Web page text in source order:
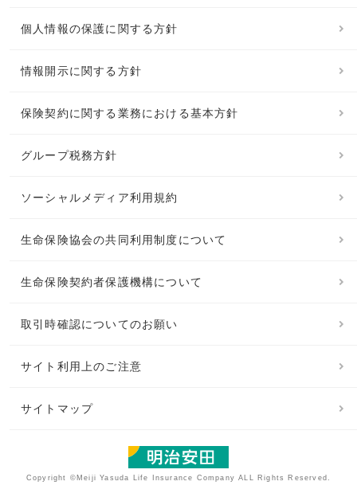
個人情報の保護に関する方針
情報開示に関する方針
保険契約に関する業務における基本方針
グループ税務方針
ソーシャルメディア利用規約
生命保険協会の共同利用制度について
生命保険契約者保護機構について
取引時確認についてのお願い
サイト利用上のご注意
サイトマップ
Copyright ©Meiji Yasuda Life Insurance Company ALL Rights Reserved.